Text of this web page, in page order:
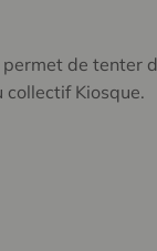
de tenter
Kiosque.